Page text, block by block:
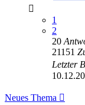
1
2
20
21151
Letzter
Neues Thema